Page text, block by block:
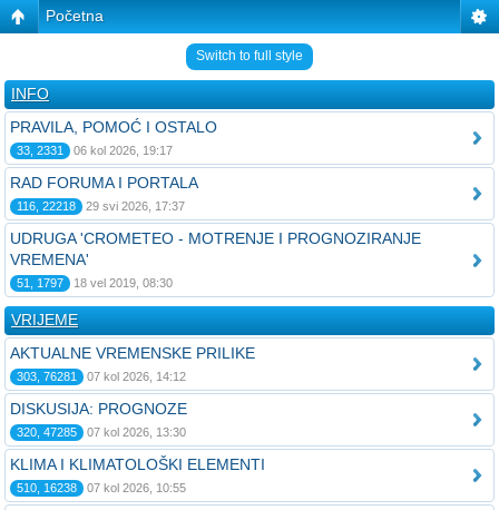
Početna
Switch to full style
INFO
PRAVILA, POMOĆ I OSTALO
33, 2331 06 kol 2026, 19:17
RAD FORUMA I PORTALA
116, 22218 29 svi 2026, 17:37
UDRUGA 'CROMETEO - MOTRENJE I PROGNOZIRANJE
VREMENA'
51, 1797 18 vel 2019, 08:30
VRIJEME
AKTUALNE VREMENSKE PRILIKE
303, 76281 07 kol 2026, 14:12
DISKUSIJA: PROGNOZE
320, 47285 07 kol 2026, 13:30
KLIMA I KLIMATOLOŠKI ELEMENTI
510, 16238 07 kol 2026, 10:55